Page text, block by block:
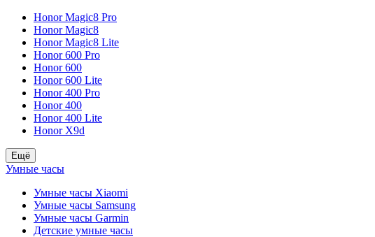
Honor Magic8 Pro
Honor Magic8
Honor Magic8 Lite
Honor 600 Pro
Honor 600
Honor 600 Lite
Honor 400 Pro
Honor 400
Honor 400 Lite
Honor X9d
Ещё
Умные часы
Умные часы Xiaomi
Умные часы Samsung
Умные часы Garmin
Детские умные часы